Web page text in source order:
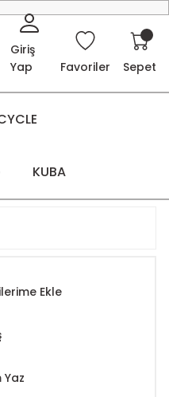
Giriş
Yap
Favoriler Sepet
KUBA
Yaz